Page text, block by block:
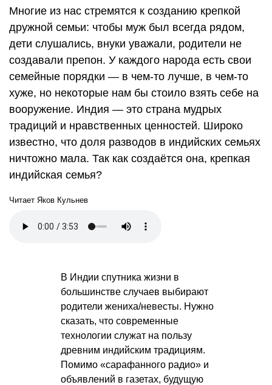
Многие из нас стремятся к созданию крепкой
дружной семьи: чтобы муж был всегда рядом,
дети слушались, внуки уважали, родители не
создавали препон. У каждого народа есть свои
семейные порядки — в чем-то лучше, в чем-то
хуже, но некоторые нам бы стоило взять себе на
вооружение. Индия — это страна мудрых
традиций и нравственных ценностей. Широко
известно, что доля разводов в индийских семьях
ничтожно мала. Так как создаётся она, крепкая
индийская семья?
Читает Яков Кульнев
В Индии спутника жизни в
большинстве случаев выбирают
родители жениха/невесты. Нужно
сказать, что современные
технологии служат на пользу
древним индийским традициям.
Помимо «сарафанного радио» и
объявлений в газетах, будущую